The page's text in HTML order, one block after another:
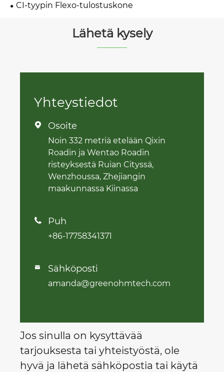
CI-tyypin Flexo-tulostuskone
Lähetä kysely
Yhteystiedot
 Osoite
Noin 332 metriä etelään Qixin
Roadin ja Wentao Roadin
risteyksestä Ruian Cityssä,
Wenzhoussa, Zhejiangin
maakunnassa Kiinassa
 Puh
+86-17758341371
 Sähköposti
amanda@greenohmtech.com
Jos sinulla on kysyttävää
tarjouksesta tai yhteistyöstä, ole
hyvä ja lähetä sähköpostia tai käytä